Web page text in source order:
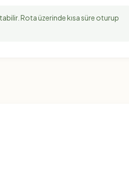
Rota üzerinde kısa süre oturup